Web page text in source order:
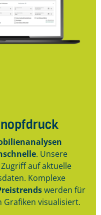
. Unsere
auf aktuelle
Komplexe
werden für
Grafiken visualisiert.